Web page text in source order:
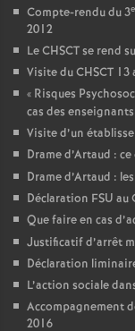
Compte-rendu du 3e
2012
Le CHSCT se rend
Visite du CHSCT
« Risques
cas des
Visite d’un
Drame d’Artaud :
Drame d’Artaud :
Déclaration FSU au
Que faire en cas
Justificatif d’arrêt
Déclaration
L’action sociale
Accompagnement
2016